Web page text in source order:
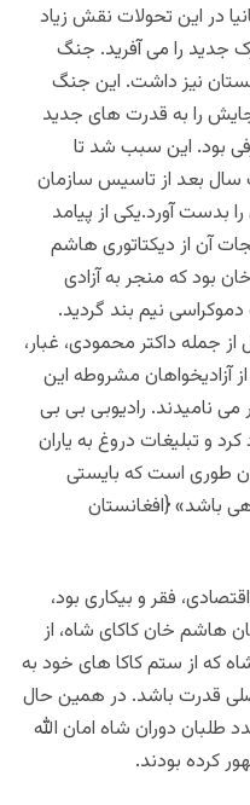
در این تحولات نقش زیاد
جدید را می آفرید. جنگ
نیز داشت. این جنگ
را به قدرت های جدید
بود. این سبب شد تا
بعد از تاسیس سازمان
عضویت آن را بدست آورد.یکی از پیامد
آن از دیکتاتوری هاشم
بود که منجر به آزادی
دموکراسی نیم بند گردید.
داکتر محمودی، غبار،
آزادیخواهان مشروطه این
نامیدند. رادیوبی بی بی
و تبلیغات دروغ به یاران
طوری است که بایستی
باشد» {افغانستان
فقر و بیکاری بود،
هاشم خان کاکای شاه، از
که از ستم کاکا های خود به
قدرت باشد. در همین حال
طلبان دوران شاه امان الله
کرده بودند.